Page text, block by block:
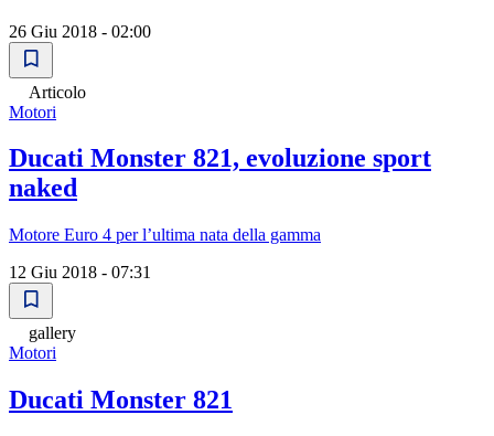
26 Giu 2018 - 02:00
Articolo
Motori
Ducati Monster 821, evoluzione sport
naked
Motore Euro 4 per lʼultima nata della gamma
12 Giu 2018 - 07:31
gallery
Motori
Ducati Monster 821